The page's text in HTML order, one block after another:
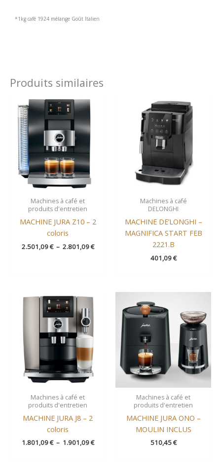
*1kg café 1924 mélange Goût Italien
Produits similaires
Machines à café et
produits d'entretien
MACHINE JURA Z10 – 2
coloris
2.501,09€ – 2.801,09€
Machines à café
DELONGHI
MACHINE DE’LONGHI –
MAGNIFICA START FEB
2221.B
401,09€
Machines à café et
produits d'entretien
MACHINE JURA J8 – 2
coloris
1.801,09€ – 1.901,09€
1.801,09 €
1.901,09 €
Machines à café et
produits d'entretien
MACHINE JURA ONO –
MOULIN INCLUS
510,45€